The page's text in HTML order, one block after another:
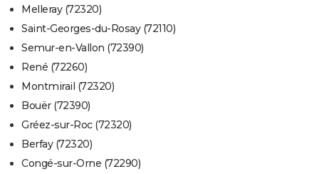
Melleray (72320)
Saint-Georges-du-Rosay (72110)
Semur-en-Vallon (72390)
René (72260)
Montmirail (72320)
Bouër (72390)
Gréez-sur-Roc (72320)
Berfay (72320)
Congé-sur-Orne (72290)